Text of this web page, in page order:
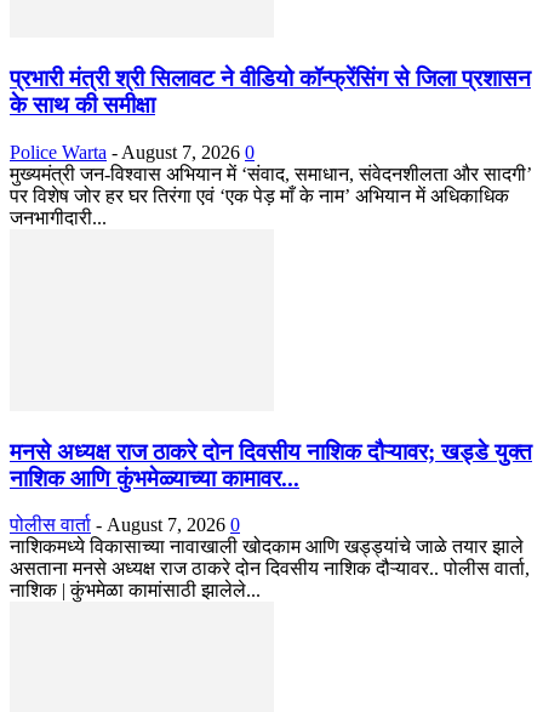
प्रभारी मंत्री श्री सिलावट ने वीडियो कॉन्फ्रेंसिंग से जिला प्रशासन
के साथ की समीक्षा
Police Warta - August 7, 2026 0
मुख्यमंत्री जन-विश्वास अभियान में ‘संवाद, समाधान, संवेदनशीलता और सादगी’
पर विशेष जोर हर घर तिरंगा एवं ‘एक पेड़ माँ के नाम’ अभियान में अधिकाधिक
जनभागीदारी...
मनसे अध्यक्ष राज ठाकरे दोन दिवसीय नाशिक दौऱ्यावर; खड्डे युक्त
नाशिक आणि कुंभमेळ्याच्या कामावर...
पोलीस वार्ता - August 7, 2026 0
नाशिकमध्ये विकासाच्या नावाखाली खोदकाम आणि खड्ड्यांचे जाळे तयार झाले
असताना मनसे अध्यक्ष राज ठाकरे दोन दिवसीय नाशिक दौऱ्यावर.. पोलीस वार्ता,
नाशिक | कुंभमेळा कामांसाठी झालेले...